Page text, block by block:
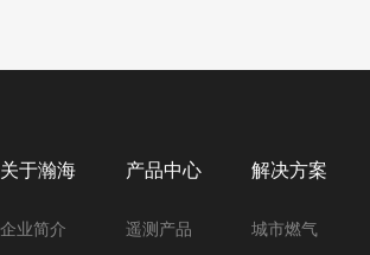
关于瀚海
企业简介
产品中心
遥测产品
解决方案
城市燃气